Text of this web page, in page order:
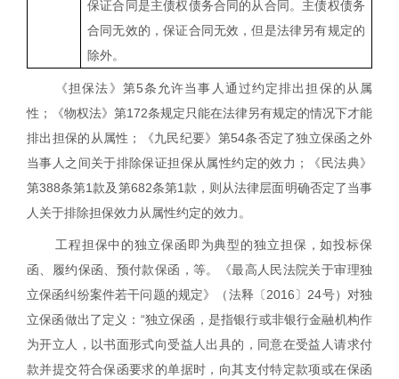
保证合同是主债权债务合同的从合同。主债权债务
合同无效的，保证合同无效，但是法律另有规定的
除外。
《担保法》第5条允许当事人通过约定排出担保的从属
性；《物权法》第172条规定只能在法律另有规定的情况下才能
排出担保的从属性；《九民纪要》第54条否定了独立保函之外
当事人之间关于排除保证担保从属性约定的效力；《 民法典》
第388条第1款及第682条第1款，则从法律层面明确否定了当事
人关于排除担保效力从属性约定的效力。
工程担保中的独立保函即为典型的独立担保，如投标保
函、履约保函、预付款保函，等。《最高人民法院关于审理独
立保函纠纷案件若干问题的规定》（法释〔2016〕 24号）对独
立保函做出了定义：“独立保函，是指银行或非银行金融机构作
为开立人，以书面形式向受益人出具的，同意在受益人请求付
款并提交符合保函要求的单据时，向其支付特定款项或在保函